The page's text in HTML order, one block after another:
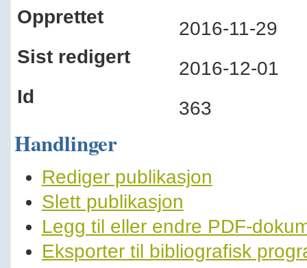
Opprettet
2016-11-29
Sist redigert
2016-12-01
Id
363
Handlinger
Rediger publikasjon
Slett publikasjon
Legg til eller endre PDF-
Eksporter til bibliografisk